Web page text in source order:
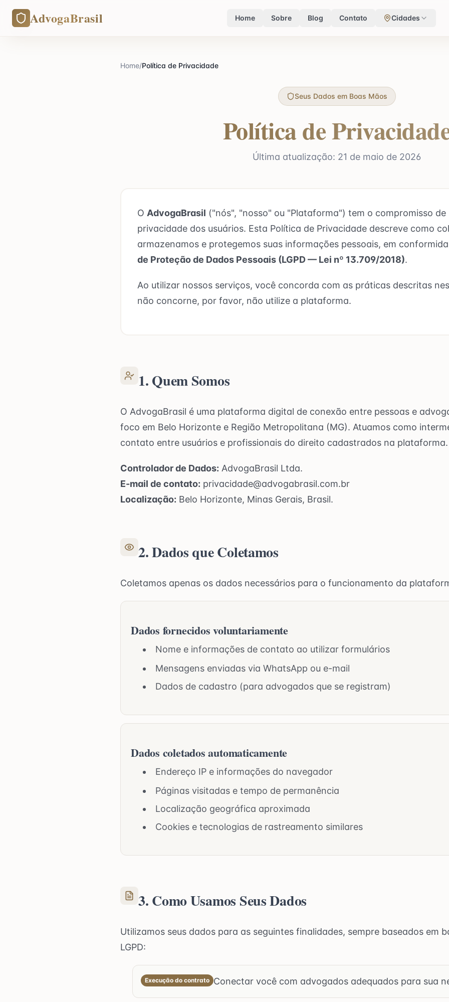
AdvogaBrasil Home Sobre Blog Contato Cidades
Home/Política de Privacidade
Seus Dados em Boas Mãos
Política de
Última atualização: 21 de maio de 2026
O AdvogaBrasil ("nós", "nosso" ou "Plataforma") tem o compromisso
privacidade dos usuários. Esta Política de Privacidade descreve como
armazenamos e protegemos suas informações pessoais, em
de Proteção de Dados Pessoais (LGPD — Lei nº 13.709/2018).
Ao utilizar nossos serviços, você concorda com as práticas descritas
não concorne, por favor, não utilize a plataforma.
1. Quem Somos
O AdvogaBrasil é uma plataforma digital de conexão entre pessoas e
foco em Belo Horizonte e Região Metropolitana (MG). Atuamos como
contato entre usuários e profissionais do direito cadastrados na plataforma.
Controlador de Dados: AdvogaBrasil Ltda.
E-mail de contato: privacidade@advogabrasil.com.br
Localização: Belo Horizonte, Minas Gerais, Brasil.
2. Dados que Coletamos
Coletamos apenas os dados necessários para o funcionamento da
Dados fornecidos voluntariamente
Nome e informações de contato ao utilizar formulários
Mensagens enviadas via WhatsApp ou e-mail
Dados de cadastro (para advogados que se registram)
Dados coletados automaticamente
Endereço IP e informações do navegador
Páginas visitadas e tempo de permanência
Localização geográfica aproximada
Cookies e tecnologias de rastreamento similares
3. Como Usamos Seus Dados
Utilizamos seus dados para as seguintes finalidades, sempre baseados em
LGPD:
Execução do contrato Conectar você com advogados adequados para sua